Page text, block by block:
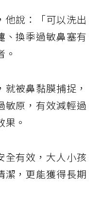
他說：「可以洗出
換季過敏鼻塞有
被鼻黏膜捕捉，
敏原，有效減輕過
。
全有效，大人小孩
潔，更能獲得長期